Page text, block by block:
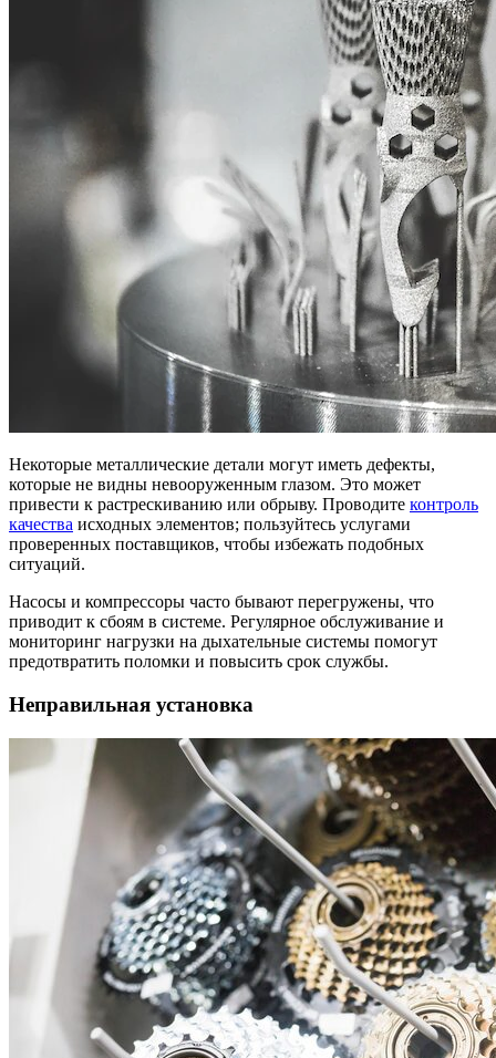
Некоторые металлические детали могут иметь дефекты,
которые не видны невооруженным глазом. Это может
привести к растрескиванию или обрыву. Проводите контроль
качества исходных элементов; пользуйтесь услугами
проверенных поставщиков, чтобы избежать подобных
ситуаций.
Насосы и компрессоры часто бывают перегружены, что
приводит к сбоям в системе. Регулярное обслуживание и
мониторинг нагрузки на дыхательные системы помогут
предотвратить поломки и повысить срок службы.
Неправильная установка